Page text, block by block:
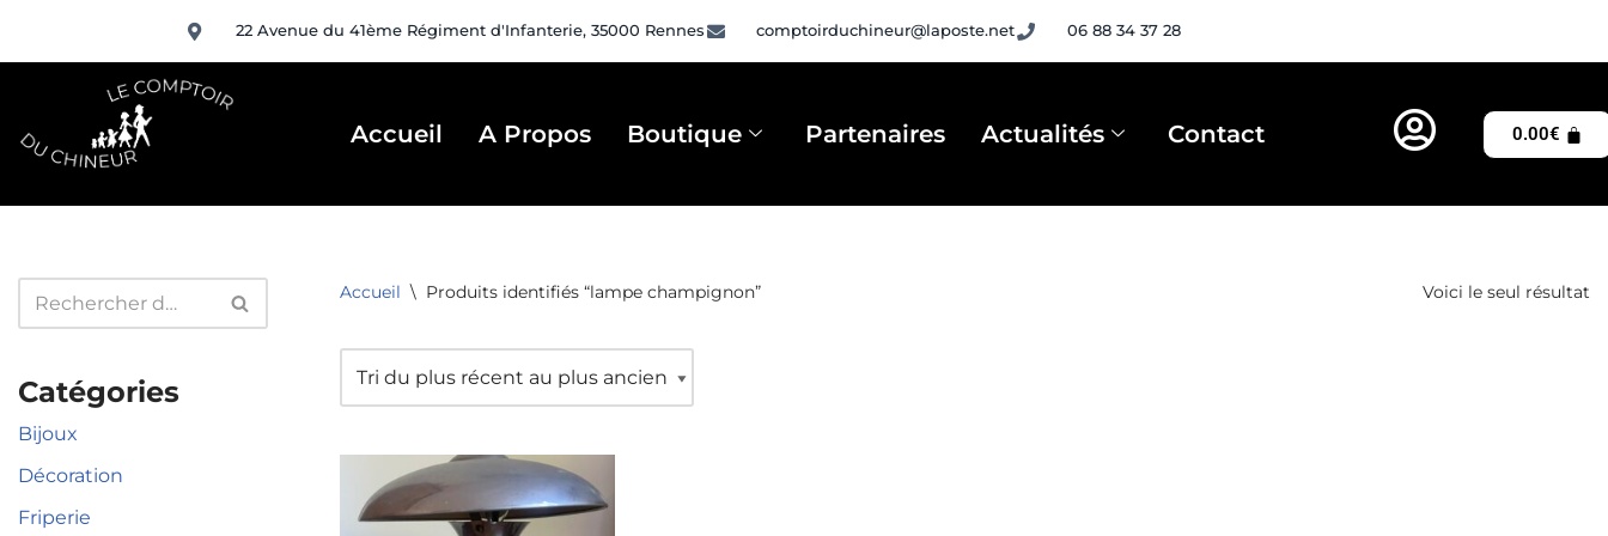
Aller
22 Avenue du 41ème Régiment d'Infanterie, 35000 Rennes comptoirduchineur@laposte.net 06 88 34 37 28
Accueil A Propos Boutique Partenaires Actualités Contact 0.00€
Catégories
Bijoux
Décoration
Friperie
Accueil \ Produits identifiés “lampe champignon” Voici le seul résultat